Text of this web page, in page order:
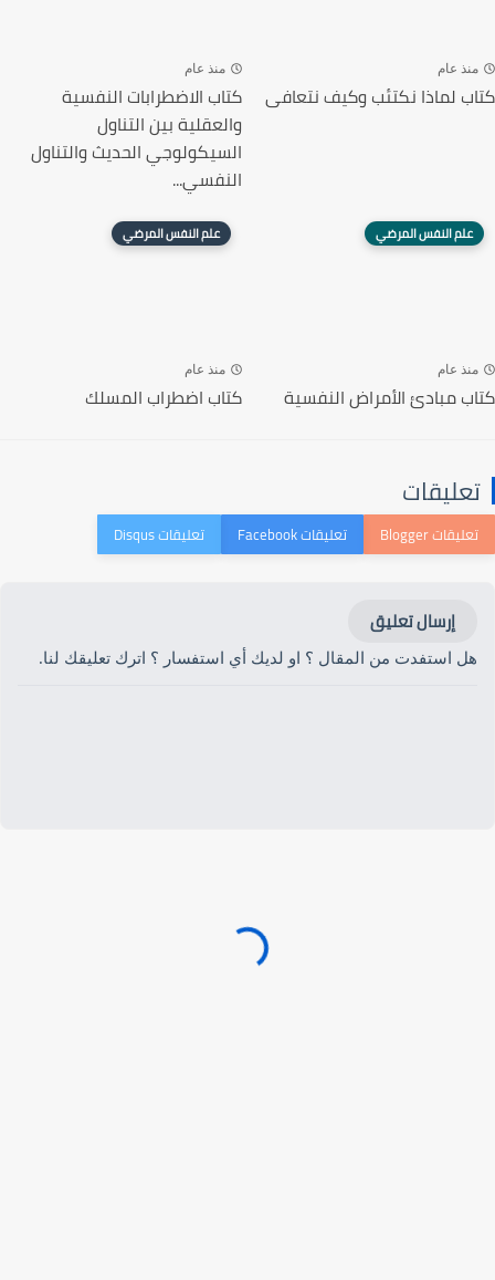
منذ عام
كتاب لماذا نكتئب وكيف نتعافى
منذ عام
كتاب الاضطرابات النفسية
والعقلية بين التناول
السيكولوجي الحديث والتناول
النفسي...
علم النفس المرضي
منذ عام
كتاب مبادئ الأمراض النفسية
علم النفس المرضي
منذ عام
كتاب اضطراب المسلك
تعليقات
إرسال تعليق
هل استفدت من المقال ؟ او لديك أي استفسار ؟ اترك تعليقك لنا.